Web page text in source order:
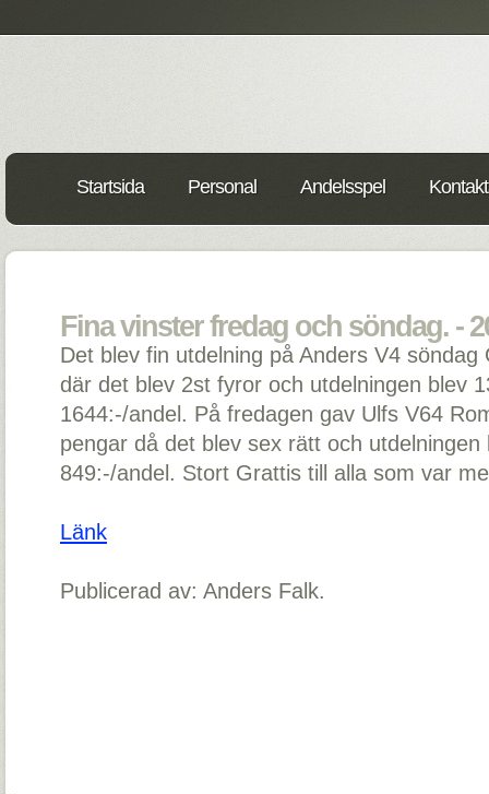
Startsida Personal Andelsspel
Fina vinster fredag och söndag. -
Det blev fin utdelning på Anders V4 söndag
där det blev 2st fyror och utdelningen blev
1644:-/andel. På fredagen gav Ulfs V64
pengar då det blev sex rätt och
849:-/andel. Stort Grattis till alla som var
Länk
Publicerad av: Anders Falk.